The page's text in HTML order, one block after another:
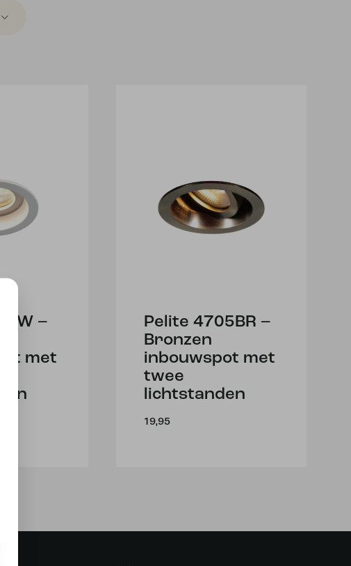
–
met
Pelite 4705BR –
Bronzen
inbouwspot met
twee
lichtstanden
19,95